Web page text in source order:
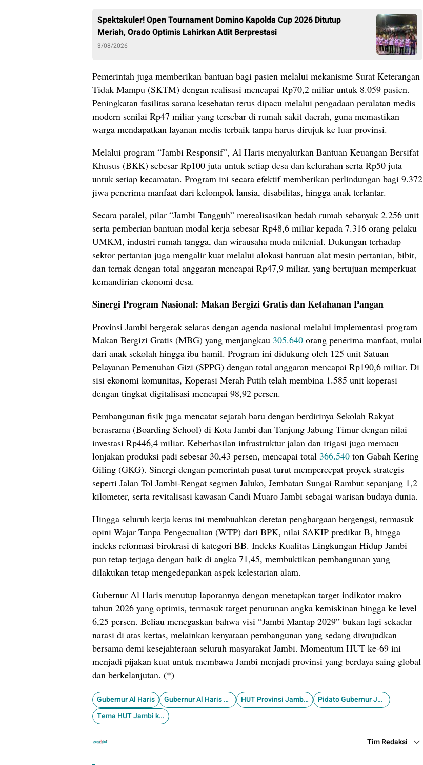
Spektakuler! Open Tournament Domino Kapolda Cup 2026 Ditutup
Meriah, Orado Optimis Lahirkan Atlit Berprestasi
3/08/2026
Pemerintah juga memberikan bantuan bagi pasien melalui mekanisme Surat Keterangan
Tidak Mampu (SKTM) dengan realisasi mencapai Rp70,2 miliar untuk 8.059 pasien.
Peningkatan fasilitas sarana kesehatan terus dipacu melalui pengadaan peralatan medis
modern senilai Rp47 miliar yang tersebar di rumah sakit daerah, guna memastikan
warga mendapatkan layanan medis terbaik tanpa harus dirujuk ke luar provinsi.
Melalui program “Jambi Responsif”, Al Haris menyalurkan Bantuan Keuangan Bersifat
Khusus (BKK) sebesar Rp100 juta untuk setiap desa dan kelurahan serta Rp50 juta
untuk setiap kecamatan. Program ini secara efektif memberikan perlindungan bagi 9.372
jiwa penerima manfaat dari kelompok lansia, disabilitas, hingga anak terlantar.
Secara paralel, pilar “Jambi Tangguh” merealisasikan bedah rumah sebanyak 2.256 unit
serta pemberian bantuan modal kerja sebesar Rp48,6 miliar kepada 7.316 orang pelaku
UMKM, industri rumah tangga, dan wirausaha muda milenial. Dukungan terhadap
sektor pertanian juga mengalir kuat melalui alokasi bantuan alat mesin pertanian, bibit,
dan ternak dengan total anggaran mencapai Rp47,9 miliar, yang bertujuan memperkuat
kemandirian ekonomi desa.
Sinergi Program Nasional: Makan Bergizi Gratis dan Ketahanan Pangan
​Provinsi Jambi bergerak selaras dengan agenda nasional melalui implementasi program
Makan Bergizi Gratis (MBG) yang menjangkau 305.640 orang penerima manfaat, mulai
dari anak sekolah hingga ibu hamil. Program ini didukung oleh 125 unit Satuan
Pelayanan Pemenuhan Gizi (SPPG) dengan total anggaran mencapai Rp190,6 miliar. Di
sisi ekonomi komunitas, Koperasi Merah Putih telah membina 1.585 unit koperasi
dengan tingkat digitalisasi mencapai 98,92 persen.
Pembangunan fisik juga mencatat sejarah baru dengan berdirinya Sekolah Rakyat
berasrama (Boarding School) di Kota Jambi dan Tanjung Jabung Timur dengan nilai
investasi Rp446,4 miliar. Keberhasilan infrastruktur jalan dan irigasi juga memacu
lonjakan produksi padi sebesar 30,43 persen, mencapai total 366.540 ton Gabah Kering
Giling (GKG). Sinergi dengan pemerintah pusat turut mempercepat proyek strategis
seperti Jalan Tol Jambi-Rengat segmen Jaluko, Jembatan Sungai Rambut sepanjang 1,2
kilometer, serta revitalisasi kawasan Candi Muaro Jambi sebagai warisan budaya dunia.
Hingga seluruh kerja keras ini membuahkan deretan penghargaan bergengsi, termasuk
opini Wajar Tanpa Pengecualian (WTP) dari BPK, nilai SAKIP predikat B, hingga
indeks reformasi birokrasi di kategori BB. Indeks Kualitas Lingkungan Hidup Jambi
pun tetap terjaga dengan baik di angka 71,45, membuktikan pembangunan yang
dilakukan tetap mengedepankan aspek kelestarian alam.
Gubernur Al Haris menutup laporannya dengan menetapkan target indikator makro
tahun 2026 yang optimis, termasuk target penurunan angka kemiskinan hingga ke level
6,25 persen. Beliau menegaskan bahwa visi “Jambi Mantap 2029” bukan lagi sekadar
narasi di atas kertas, melainkan kenyataan pembangunan yang sedang diwujudkan
bersama demi kesejahteraan seluruh masyarakat Jambi. Momentum HUT ke-69 ini
menjadi pijakan kuat untuk membawa Jambi menjadi provinsi yang berdaya saing global
dan berkelanjutan. (*)
Gubernur Al Haris ​Gubernur Al Haris paparan kinerja Jambi Mantap 2029 HUT Provinsi Jambi ke-69 tahun 2026
​Pidato Gubernur Jambi Rapat Paripurna HUT Jambi 2026
​Tema HUT Jambi ke-69 Bersinergi Membangun Negeri
Tim Redaksi